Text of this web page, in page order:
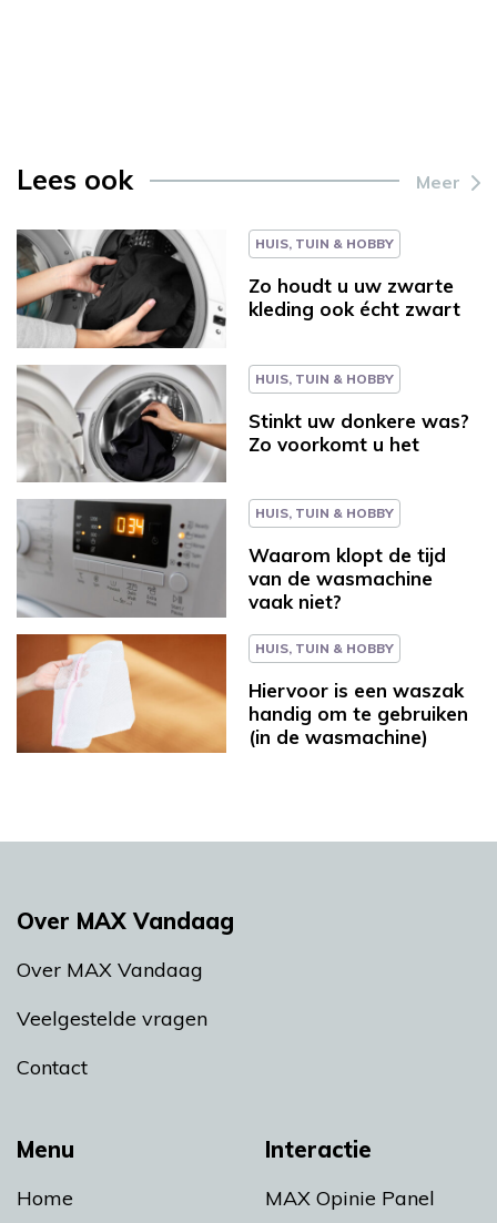
Lees ook Meer
HUIS, TUIN & HOBBY
Zo houdt u uw zwarte
kleding ook écht zwart
HUIS, TUIN & HOBBY
Stinkt uw donkere was?
Zo voorkomt u het
HUIS, TUIN & HOBBY
Waarom klopt de tijd
van de wasmachine
vaak niet?
HUIS, TUIN & HOBBY
Hiervoor is een waszak
handig om te gebruiken
(in de wasmachine)
Menu
Home
Interactie
MAX Opinie Panel
Over MAX Vandaag
Over MAX Vandaag
Veelgestelde vragen
Contact